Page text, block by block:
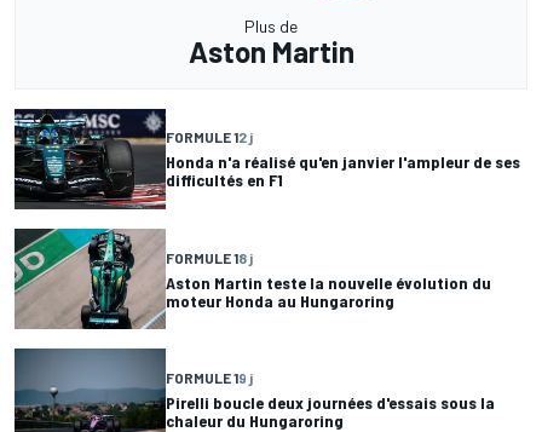
Plus de
Aston Martin
FORMULE 12 j
Honda n'a réalisé qu'en janvier l'ampleur de ses
difficultés en F1
FORMULE 18 j
Aston Martin teste la nouvelle évolution du
moteur Honda au Hungaroring
FORMULE 19 j
Pirelli boucle deux journées d'essais sous la
chaleur du Hungaroring